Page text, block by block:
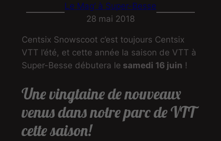
Le Mag’ à Super-Besse
28 mai 2018
Centsix Snowscoot c’est toujours Centsix
VTT l’été, et cette année la saison de VTT à
Super-Besse débutera le samedi 16 juin !
Une vingtaine de nouveaux
venus dans notre parc de VTT
cette saison!